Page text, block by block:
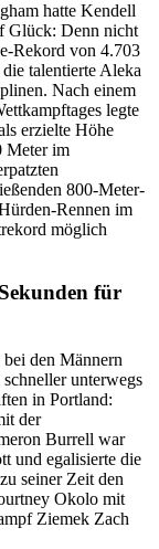
hatte Kendell
Glück: Denn nicht
Rekord von 4.703
talentierte Aleka
Nach einem
legte
erzielte Höhe
Meter im
800-Meter-
Rennen im
möglich
für
den Männern
unterwegs
in Portland:
der
Burrell war
und egalisierte die
seiner Zeit den
Okolo mit
Ziemek Zach